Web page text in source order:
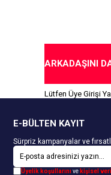
ARKADAŞINI
Lütfen Üye Girişi
E-BÜLTEN KAYIT
Sürpriz kampanyalar ve
Üyelik koşullarınıve kişisel